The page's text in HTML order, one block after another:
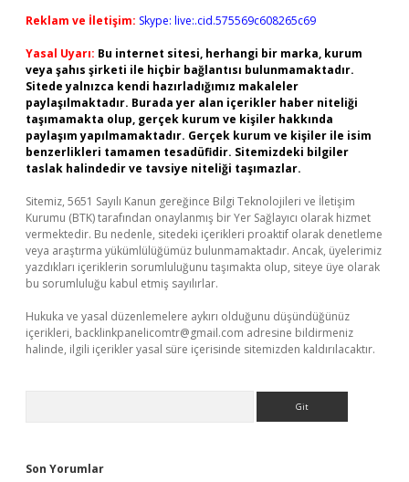
Reklam ve İletişim: Skype: live:.cid.575569c608265c69
Yasal Uyarı: Bu internet sitesi, herhangi bir marka, kurum
veya şahıs şirketi ile hiçbir bağlantısı bulunmamaktadır.
Sitede yalnızca kendi hazırladığımız makaleler
paylaşılmaktadır. Burada yer alan içerikler haber niteliği
taşımamakta olup, gerçek kurum ve kişiler hakkında
paylaşım yapılmamaktadır. Gerçek kurum ve kişiler ile isim
benzerlikleri tamamen tesadüfidir. Sitemizdeki bilgiler
taslak halindedir ve tavsiye niteliği taşımazlar.
Sitemiz, 5651 Sayılı Kanun gereğince Bilgi Teknolojileri ve İletişim
Kurumu (BTK) tarafından onaylanmış bir Yer Sağlayıcı olarak hizmet
vermektedir. Bu nedenle, sitedeki içerikleri proaktif olarak denetleme
veya araştırma yükümlülüğümüz bulunmamaktadır. Ancak, üyelerimiz
yazdıkları içeriklerin sorumluluğunu taşımakta olup, siteye üye olarak
bu sorumluluğu kabul etmiş sayılırlar.
Hukuka ve yasal düzenlemelere aykırı olduğunu düşündüğünüz
içerikleri, backlinkpanelicomtr@gmail.com adresine bildirmeniz
halinde, ilgili içerikler yasal süre içerisinde sitemizden kaldırılacaktır.
Son Yorumlar